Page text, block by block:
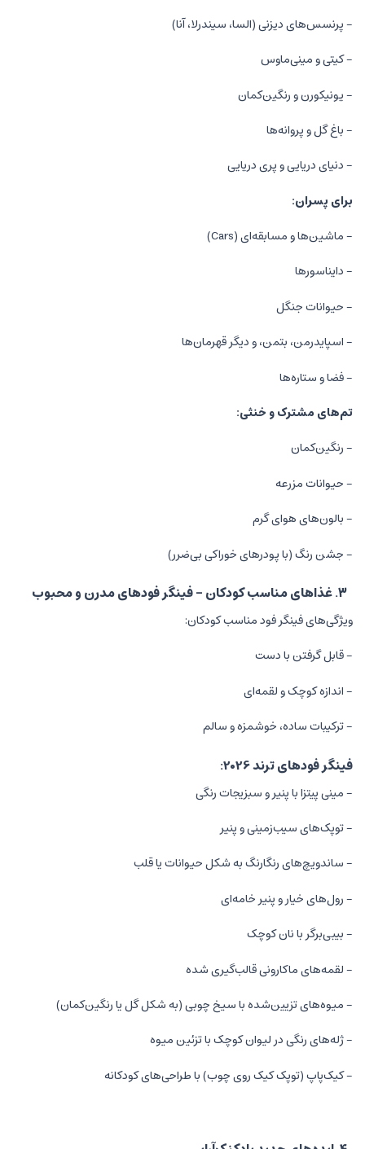
- پرنسس‌های دیزنی (السا، سیندرلا، آنا)
- کیتی و مینی‌ماوس
- یونیکورن و رنگین‌کمان
- باغ گل و پروانه‌ها
- دنیای دریایی و پری دریایی
برای پسران:
- ماشین‌ها و مسابقه‌ای (Cars)
- دایناسورها
- حیوانات جنگل
- اسپایدرمن، بتمن، و دیگر قهرمان‌ها
- فضا و ستاره‌ها
تم‌های مشترک و خنثی:
- رنگین‌کمان
- حیوانات مزرعه
- بالون‌های هوای گرم
- جشن رنگ (با پودرهای خوراکی بی‌ضرر)
ویژگی‌های فینگر فود مناسب کودکان:
- قابل گرفتن با دست
- اندازه کوچک و لقمه‌ای
- ترکیبات ساده، خوشمزه و سالم
فینگر فودهای ترند 2026:
- مینی پیتزا با پنیر و سبزیجات رنگی
- توپک‌های سیب‌زمینی و پنیر
- ساندویچ‌های رنگارنگ به شکل حیوانات یا قلب
- رول‌های خیار و پنیر خامه‌ای
- بیبی‌برگر با نان کوچک
- لقمه‌های ماکارونی قالب‌گیری شده
- میوه‌های تزیین‌شده با سیخ چوبی (به شکل گل یا رنگین‌کمان)
- ژله‌های رنگی در لیوان کوچک با تزئین میوه
- کیک‌پاپ (توپک کیک روی چوب) با طراحی‌های کودکانه